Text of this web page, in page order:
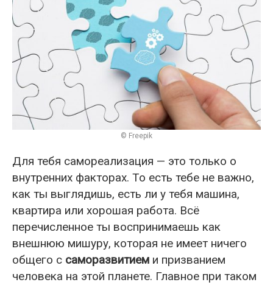
© Freepik
Для тебя самореализация — это только о
внутренних факторах. То есть тебе не важно,
как ты выглядишь, есть ли у тебя машина,
квартира или хорошая работа. Всё
перечисленное ты воспринимаешь как
внешнюю мишуру, которая не имеет ничего
общего с саморазвитием и призванием
человека на этой планете. Главное при таком